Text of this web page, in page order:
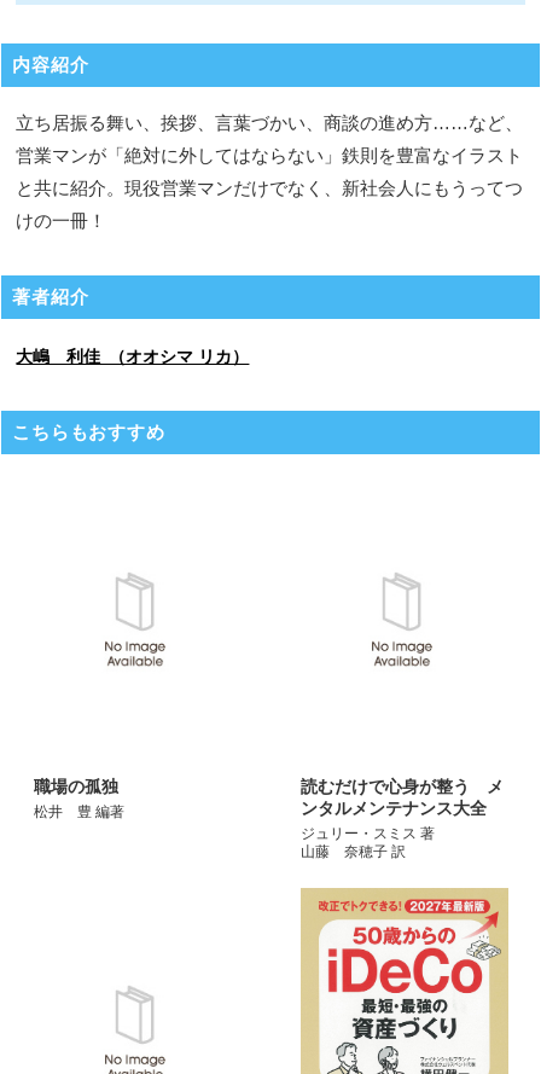
内容紹介
立ち居振る舞い、挨拶、言葉づかい、商談の進め方……など、
営業マンが「絶対に外してはならない」鉄則を豊富なイラスト
と共に紹介。現役営業マンだけでなく、新社会人にもうってつ
けの一冊！
著者紹介
大嶋 利佳 （オオシマ リカ）
こちらもおすすめ
職場の孤独
松井 豊 編著
読むだけで心身が整う メ
ンタルメンテナンス大全
ジュリー・スミス 著
山藤 奈穂子 訳